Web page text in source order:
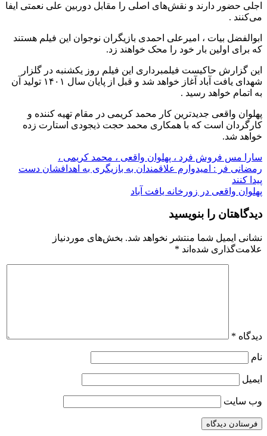
اجلی حضور دارند و نقش‌های اصلی را مقابل دوربین علی نعمتی ایفا
می‌کنند .
ابوالفضل بیات ، امیرعلی احمدی بازیگران نوجوان این فیلم هستند
که برای اولین بار خود را محک خواهند زد.
این گزارش حاکیست فیلمبرداری این فیلم روز یکشنبه در گلزار
شهدای یافت آباد آغاز خواهد شد و قبل از پایان سال ۱۴۰۱ تولید آن
به اتمام خواهد رسید .
پهلوان واقعی جدیدترین کار محمد کریمی در مقام تهیه کننده و
کارگردان است که با همکاری محمد حجت ذیجودی استارت زده
خواهد شد.
سارا مس فروش فرد ، پهلوان واقعی ، محمد کریمی ،
راهبری
نوشته
رمضانی فر : امیدوارم علاقمندان به بازیگری به اهدافشان دست
پیدا کنند
پهلوان واقعی در زورخانه یافت آباد
دیدگاهتان را بنویسید
نشانی ایمیل شما منتشر نخواهد شد. بخش‌های موردنیاز
علامت‌گذاری شده‌اند *
دیدگاه *
نام
ایمیل
وب‌ سایت